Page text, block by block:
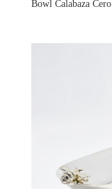
Bowl Calabaza Cero